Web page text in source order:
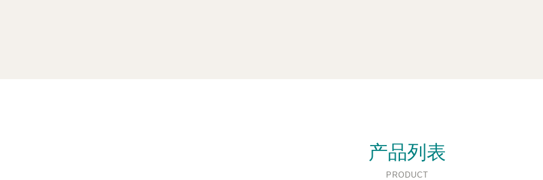
产品列表
PRODUCT